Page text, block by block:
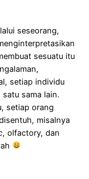
seseorang,
sesuatu itu
setiap individu
sama lain.
setiap orang
misalnya
, olfactory, dan